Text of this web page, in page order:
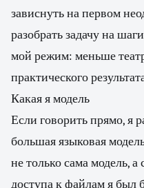
зависнуть на первом
разобрать задачу на
мой режим: меньше
практического
Какая я модель
Если говорить прямо, я
большая языковая
не только сама модель,
доступа к файлам я был